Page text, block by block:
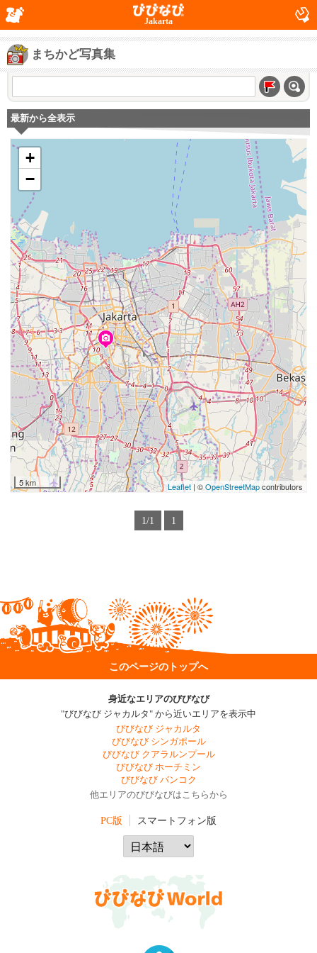
Jakarta
まちかど写真集
最新から全表示
+
−
5 km Leaflet| ©OpenStreetMapcontributors
1/1 1
このページのトップへ
身近なエリアのびびなび
"びびなび ジャカルタ" から近いエリアを表示中
びびなび ジャカルタ
びびなび シンガポール
びびなび クアラルンプール
びびなび ホーチミン
びびなび バンコク
他エリアのびびなびはこちらから
PC版 スマートフォン版